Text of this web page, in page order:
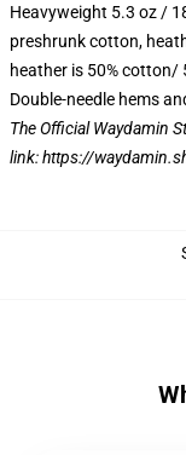
Heavyweight 5.3 oz /
preshrunk cotton,
heather is 50% cotton/
Double-needle hems
The Official Waydamin
link:https://